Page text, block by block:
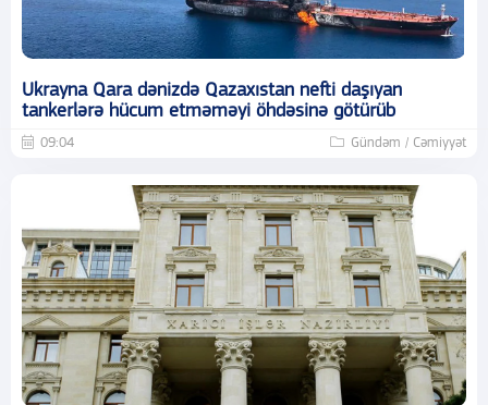
Ukrayna Qara dənizdə Qazaxıstan nefti daşıyan
tankerlərə hücum etməməyi öhdəsinə götürüb
09:04 Gündəm / Cəmiyyət